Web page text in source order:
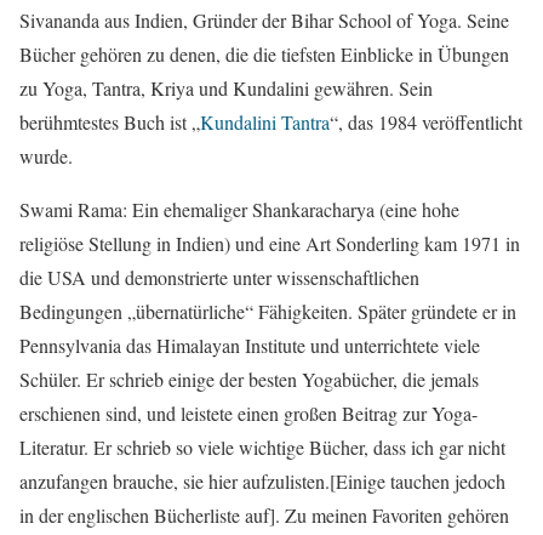
Sivananda aus Indien, Gründer der Bihar School of Yoga. Seine
Bücher gehören zu denen, die die tiefsten Einblicke in Übungen
zu Yoga, Tantra, Kriya und Kundalini gewähren. Sein
berühmtestes Buch ist „Kundalini Tantra“, das 1984 veröffentlicht
wurde.
Swami Rama: Ein ehemaliger Shankaracharya (eine hohe
religiöse Stellung in Indien) und eine Art Sonderling kam 1971 in
die USA und demonstrierte unter wissenschaftlichen
Bedingungen „übernatürliche“ Fähigkeiten. Später gründete er in
Pennsylvania das Himalayan Institute und unterrichtete viele
Schüler. Er schrieb einige der besten Yogabücher, die jemals
erschienen sind, und leistete einen großen Beitrag zur Yoga-
Literatur. Er schrieb so viele wichtige Bücher, dass ich gar nicht
anzufangen brauche, sie hier aufzulisten.[Einige tauchen jedoch
in der englischen Bücherliste auf]. Zu meinen Favoriten gehören